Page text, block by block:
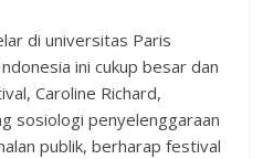
di universitas Paris
ini cukup besar dan
Caroline Richard,
sosiologi penyelenggaraan
publik, berharap festival